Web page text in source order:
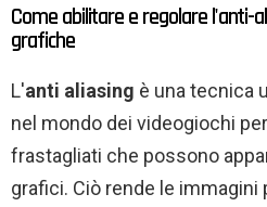
Come abilitare e regolare l'anti-
grafiche
L'anti aliasing è una tecnica
nel mondo dei videogiochi
frastagliati che possono
grafici. Ciò rende le